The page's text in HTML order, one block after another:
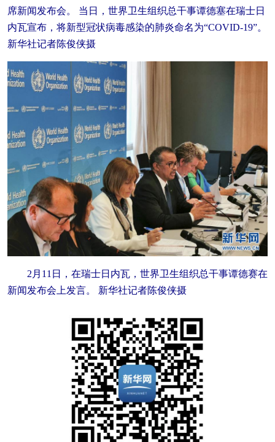
席新闻发布会。 当日，世界卫生组织总干事谭德塞在瑞士日
内瓦宣布，将新型冠状病毒感染的肺炎命名为“COVID-19”。
新华社记者陈俊侠摄
2月11日，在瑞士日内瓦，世界卫生组织总干事谭德赛在
新闻发布会上发言。 新华社记者陈俊侠摄